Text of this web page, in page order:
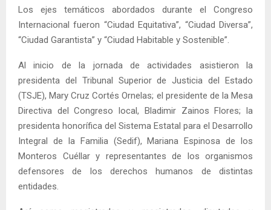
Los ejes temáticos abordados durante el Congreso
Internacional fueron “Ciudad Equitativa”, “Ciudad Diversa”,
“Ciudad Garantista” y “Ciudad Habitable y Sostenible”.
Al inicio de la jornada de actividades asistieron la
presidenta del Tribunal Superior de Justicia del Estado
(TSJE), Mary Cruz Cortés Ornelas; el presidente de la Mesa
Directiva del Congreso local, Bladimir Zainos Flores; la
presidenta honorífica del Sistema Estatal para el Desarrollo
Integral de la Familia (Sedif), Mariana Espinosa de los
Monteros Cuéllar y representantes de los organismos
defensores de los derechos humanos de distintas
entidades.